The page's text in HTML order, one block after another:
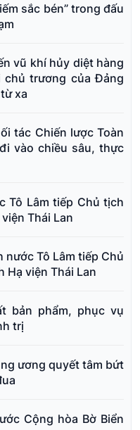
sắc bén” trong đấu
vũ khí hủy diệt hàng
chủ trương của Đảng
xa
tác Chiến lược Toàn
vào chiều sâu, thực
Tô Lâm tiếp Chủ tịch
Thái Lan
Tô Lâm tiếp Chủ
Hạ viện Thái Lan
bản phẩm, phục vụ
trị
ương quyết tâm bứt
Cộng hòa Bờ Biển